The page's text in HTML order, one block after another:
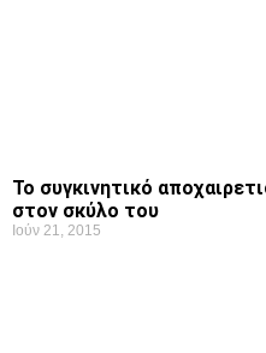
Το συγκινητικό
στον σκύλο του
Ιούν 21, 2015